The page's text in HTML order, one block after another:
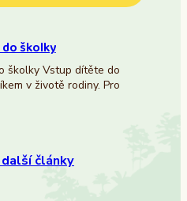
školky
školky Vstup dítěte do
v životě rodiny. Pro
články